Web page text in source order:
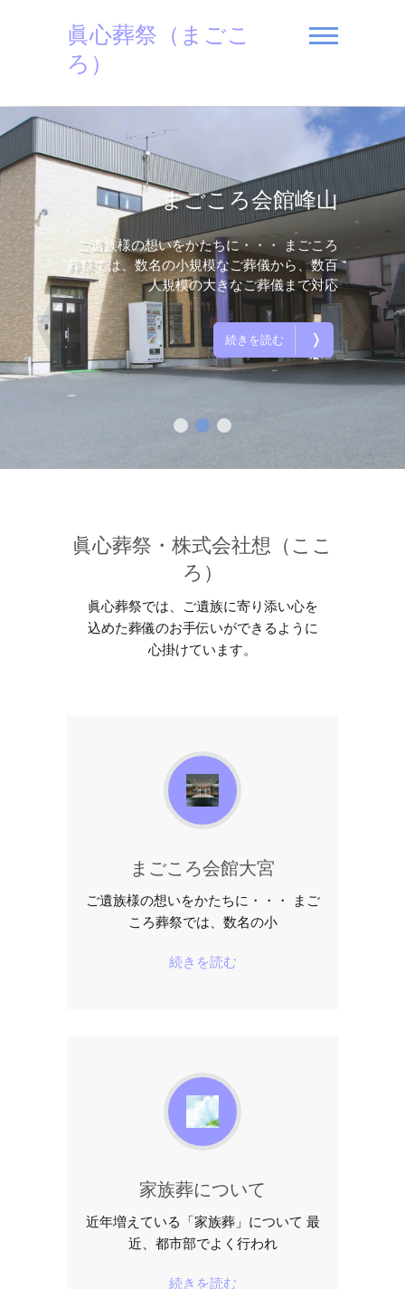
眞心葬祭（まごこ
ろ）
まごころ会館峰山
ご遺族様の想いをかたちに・・・ まごころ
葬祭では、数名の小規模なご葬儀から、数百
人規模の大きなご葬儀まで対応
続きを読む ❭
❬ ❭
眞心葬祭・株式会社想（ここ
ろ）
眞心葬祭では、ご遺族に寄り添い心を
込めた葬儀のお手伝いができるように
心掛けています。
まごころ会館大宮
ご遺族様の想いをかたちに・・・ まご
ころ葬祭では、数名の小
続きを読む
家族葬について
近年増えている「家族葬」について 最
近、都市部でよく行われ
続きを読む